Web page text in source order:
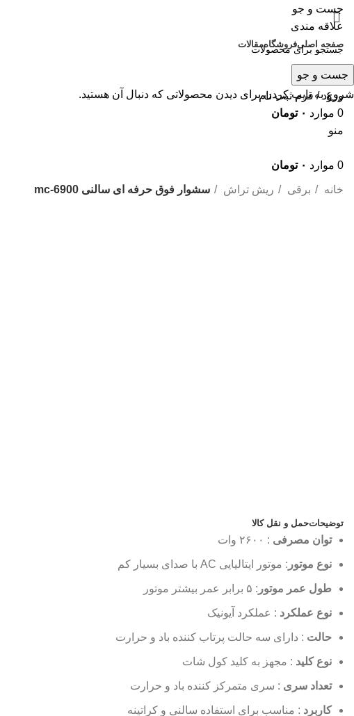
جست و جو
علاقه مندی
صفحه اصلیفروشگاهمقالات
ورود / فرم ثبت نام
0 موارد ۰ تومان
منو
0 موارد ۰ تومان
خانه برقی ریش تراش سشوار فوق حرفه ای سالنی mc-6900
توضیحاتحمل و نقل کالا
توان مصرفی : ۲۶۰۰ وات
نوع موتور : موتور ایتالیایی AC با صدای بسیار کم
طول عمر موتور : ۵ برابر عمر بیشتر موتور
نوع عملکرد : عملکرد آیونیک
حالت : دارای سه حالت پرتاب کننده باد و حرارت
نوع کلید : مجهز به کلید کول شات
تعداد سری : سری متمرکز کننده باد و حرارت
کاربرد : مناسب برای استفاده سالنی و کراتینه
جست و جو
شروع به تایپ کردن برای دیدن محصولاتی که دنبال آن هستید.